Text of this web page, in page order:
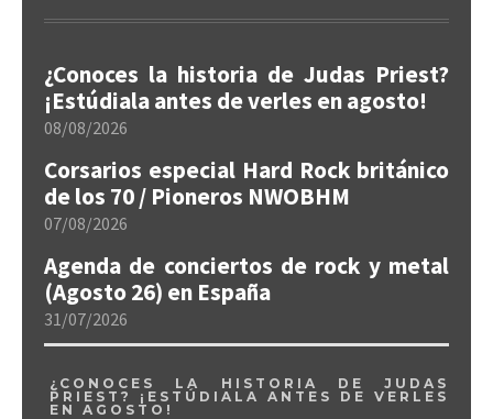
¿Conoces la historia de Judas Priest?
¡Estúdiala antes de verles en agosto!
08/08/2026
Corsarios especial Hard Rock británico
de los 70 / Pioneros NWOBHM
07/08/2026
Agenda de conciertos de rock y metal
(Agosto 26) en España
31/07/2026
¿CONOCES LA HISTORIA DE JUDAS
PRIEST? ¡ESTÚDIALA ANTES DE VERLES
EN AGOSTO!